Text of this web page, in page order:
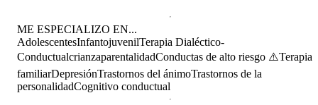
ME ESPECIALIZO EN...
AdolescentesInfantojuvenilTerapia Dialéctico-
ConductualcrianzaparentalidadConductas de alto riesgo ⚠️Terapia
familiarDepresiónTrastornos del ánimoTrastornos de la
personalidadCognitivo conductual